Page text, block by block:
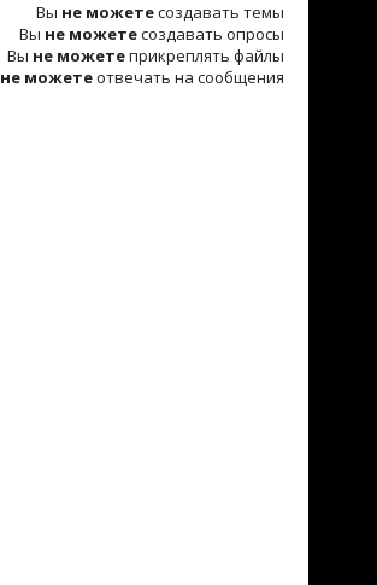
Вы не можетесоздавать темы
Вы не можетесоздавать опросы
Вы не можетеприкреплять файлы
не можетеотвечать на сообщения